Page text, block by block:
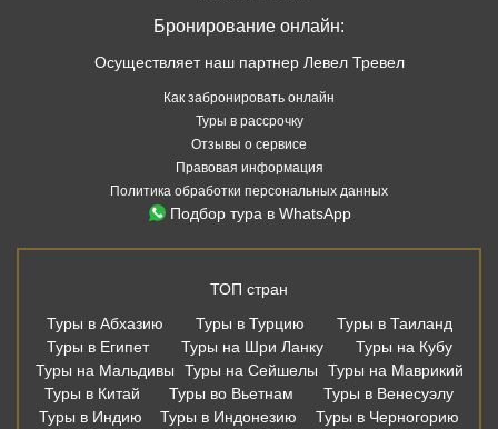
Бронирование онлайн:
Осуществляет наш партнер Левел Тревел
Как забронировать онлайн
Туры в рассрочку
Отзывы о сервисе
Правовая информация
Политика обработки персональных данных
Подбор тура в WhatsApp
ТОП стран
Туры в Абхазию
Туры в Турцию
Туры в Таиланд
Туры в Египет
Туры на Шри Ланку
Туры на Кубу
Туры на Мальдивы
Туры на Сейшелы
Туры на Маврикий
Туры в Китай
Туры во Вьетнам
Туры в Венесуэлу
Туры в Индию
Туры в Индонезию
Туры в Черногорию